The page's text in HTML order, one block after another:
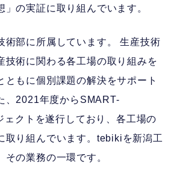
」の実証に取り組んでいます。
術部に所属しています。 生産技術
技術に関わる各工場の取り組みを
ともに個別課題の解決をサポート
、2021年度からSMART-
ェクトを遂行しており、各工場の
取り組んでいます。tebikiを新潟工
その業務の一環です。